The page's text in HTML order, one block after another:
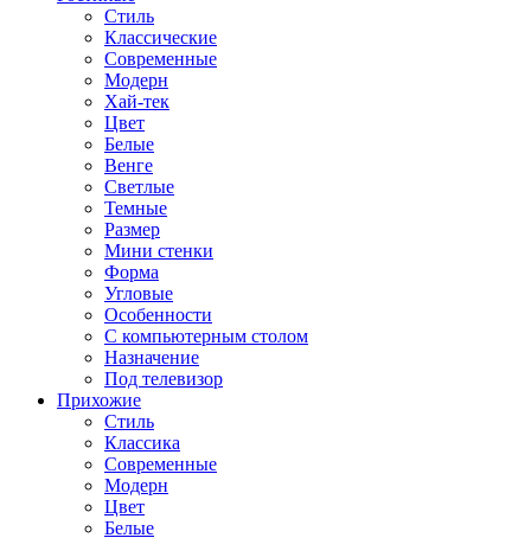
Стиль
Классические
Современные
Модерн
Хай-тек
Цвет
Белые
Венге
Светлые
Темные
Размер
Мини стенки
Форма
Угловые
Особенности
С компьютерным столом
Назначение
Под телевизор
Прихожие
Стиль
Классика
Современные
Модерн
Цвет
Белые